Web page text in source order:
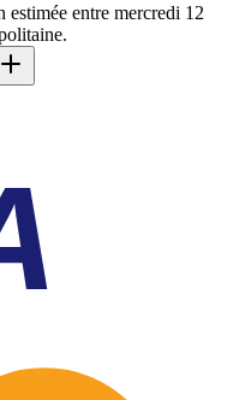
estimée entre mercredi 12